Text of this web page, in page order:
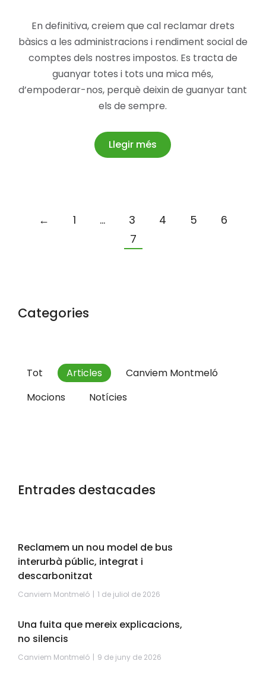
En definitiva, creiem que cal reclamar drets
bàsics a les administracions i rendiment social de
comptes dels nostres impostos. Es tracta de
guanyar totes i tots una mica més,
d’empoderar-nos, perquè deixin de guanyar tant
els de sempre.
Llegir més
← 1 … 3 4 5
6
7
Categories
Tot Articles
Canviem Montmeló
Mocions
Notícies
Entrades destacades
Reclamem un nou model de bus
interurbà públic, integrat i
descarbonitzat
Canviem Montmeló 1 de juliol de 2026
Una fuita que mereix explicacions,
no silencis
Canviem Montmeló 9 de juny de 2026